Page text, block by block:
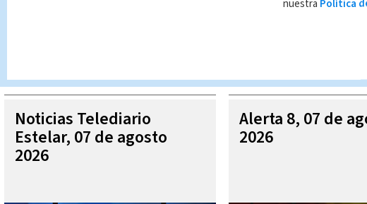
Queda prohibida la reproducción total o parcial del contenido de esta
MÁS
Noticias Telediario
Estelar, 07 de agosto
2026
Alerta 8, 07 de
2026
nuestra Política